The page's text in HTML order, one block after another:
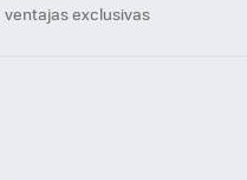
ventajas exclusivas